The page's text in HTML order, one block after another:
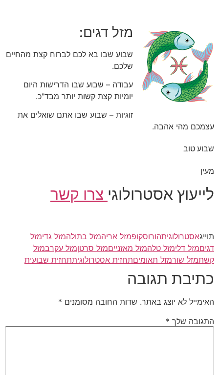
מזל דגים:
שבוע שבו בא לכם לברוח קצת מהחיים
שלכם.
עבודה – שבוע שבו הדרישות היום
יומיות קצת קשות יותר מבד"כ.
זוגיות – שבוע שבו אתם שואלים את
עצמכם מהי אהבה.
שבוע טוב
מעין
לייעוץ אסטרולוגי צרו קשר
תוייגאסטרולוגיתהורוסקופמזל אריהמזל בתולהמזל גדימזל
דגיםמזל דלימזל טלהמזל מאזנייםמזל סרטןמזל עקרבמזל
קשתמזל שורמזל תאומיםתחזית אסטרולוגיתתחזית שבועית
כתיבת תגובה
האימייל לא יוצג באתר. שדות החובה מסומנים *
התגובה שלך *